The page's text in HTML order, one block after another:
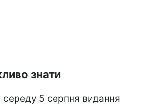
знати
середу 5 серпня видання